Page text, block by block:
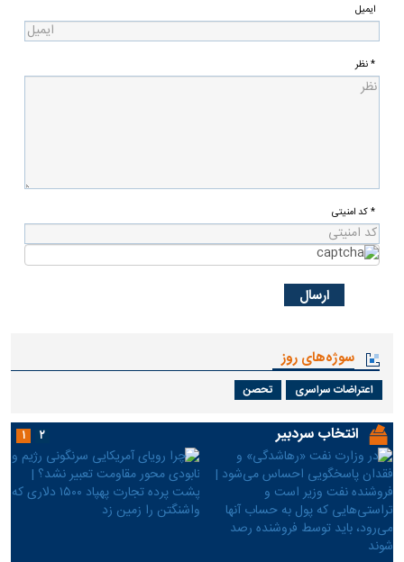
ایمیل
* نظر
* کد امنیتی
سوژه‌های روز
اعتراضات سراسری تحصن
انتخاب سردبیر ۱ ۲